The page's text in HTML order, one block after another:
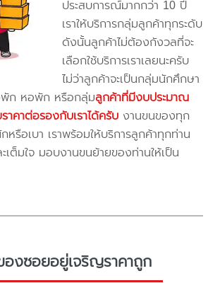
ประสบการณ์มากกว่า 10 ปี
เราให้บริการกลุ่มลูกค้าทุกระดับ
ดังนั้นลูกค้าไม่ต้องกังวลที่จะ
เลือกใช้บริการเราเลยนะครับ
ไม่ว่าลูกค้าจะเป็นกลุ่มนักศึกษา
ก หอพัก หรือกลุ่มลูกค้าที่มีงบประมาณ
าคาต่อรองกับเราได้ครับ งานขนของทุก
กหรือเบา เราพร้อมให้บริการลูกค้าทุกท่าน
ต็มใจ มอบงานขนย้ายของท่านให้เป็น
องซอยอยู่เจริญราคาถูก